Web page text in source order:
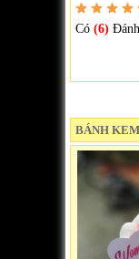
Có (6)
BÁNH